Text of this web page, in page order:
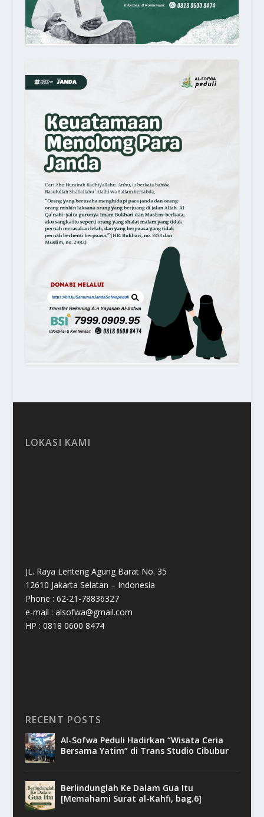
LOKASI KAMI
JL. Raya Lenteng Agung Barat No. 35
12610 Jakarta Selatan – Indonesia
Phone : 62-21-78836327
e-mail : alsofwa@gmail.com
HP : 0818 0600 8474
RECENT POSTS
Al-Sofwa Peduli Hadirkan “Wisata Ceria
Bersama Yatim” di Trans Studio Cibubur
Berlindunglah Ke Dalam Gua Itu
[Memahami Surat al-Kahfi, bag.6]